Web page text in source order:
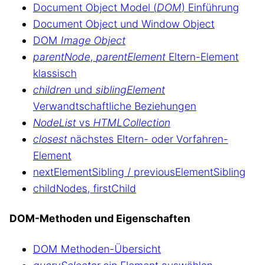
Document Object Model (DOM) Einführung
Document Object und Window Object
DOM Image Object
parentNode, parentElement Eltern-Element
klassisch
children und siblingElement
Verwandtschaftliche Beziehungen
NodeList vs HTMLCollection
closest nächstes Eltern- oder Vorfahren-
Element
nextElementSibling / previousElementSibling
childNodes, firstChild
DOM-Methoden und Eigenschaften
DOM Methoden-Übersicht